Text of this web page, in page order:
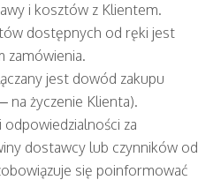
i kosztów z Klientem.
dostępnych od ręki jest
zamówienia.
jest dowód zakupu
na życzenie Klienta).
za
dostawcy lub czynników od
się poinformować